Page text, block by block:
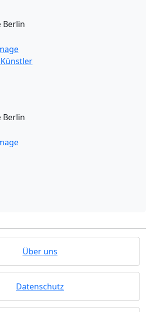
Berlin
Berlin
Über uns
Datenschutz